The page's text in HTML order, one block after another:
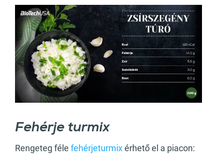
Fehérje turmix
Rengeteg féle fehérjeturmixérhető el a piacon: